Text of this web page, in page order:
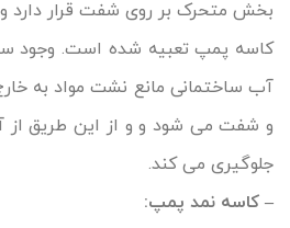
بخش متحرک بر روی شفت قرار
کاسه پمپ تعبیه شده است. وجود
آب ساختمانی مانع نشت مواد به
و شفت می شود و و از این طریق
جلوگیری می کند.
– کاسه نمد پمپ: